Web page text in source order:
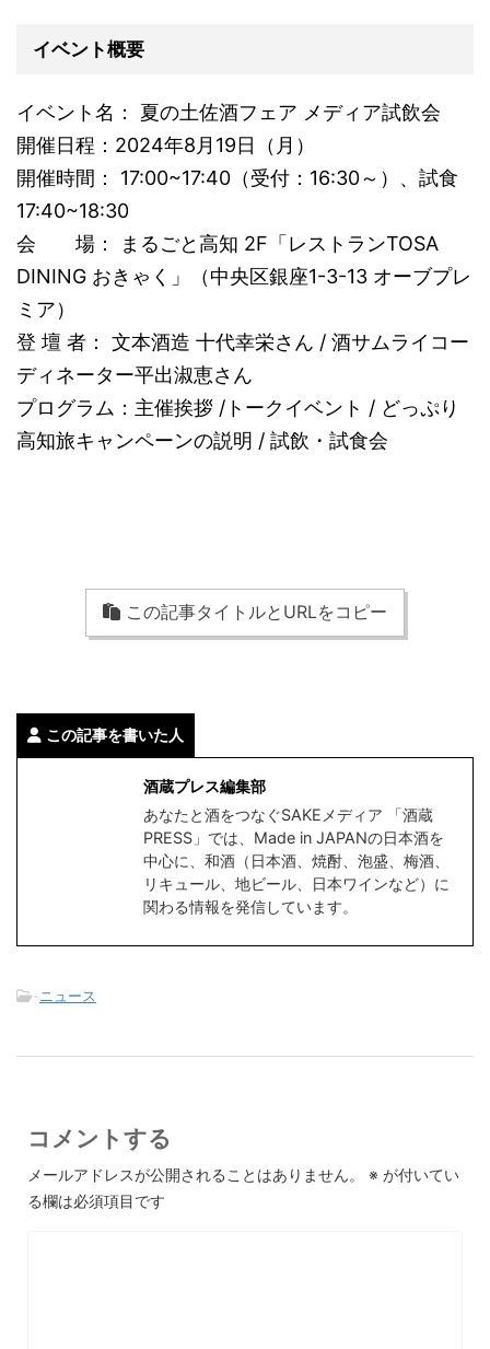
イベント概要
イベント名： 夏の土佐酒フェア メディア試飲会
開催日程：2024年8月19日（月）
開催時間： 17:00~17:40（受付：16:30～）、試食
17:40~18:30
会 場： まるごと高知 2F「レストランTOSA
DINING おきゃく」（中央区銀座1-3-13 オーブプレ
ミア）
登 壇 者： 文本酒造 十代幸栄さん / 酒サムライコー
ディネーター平出淑恵さん
プログラム：主催挨拶 /トークイベント / どっぷり
高知旅キャンペーンの説明 / 試飲・試食会
この記事タイトルとURLをコピー
この記事を書いた人
酒蔵プレス編集部
あなたと酒をつなぐSAKEメディア 「酒蔵
PRESS」では、Made in JAPANの日本酒を
中心に、和酒（日本酒、焼酎、泡盛、梅酒、
リキュール、地ビール、日本ワインなど）に
関わる情報を発信しています。
-ニュース
コメントする
メールアドレスが公開されることはありません。 ※ が付いてい
る欄は必須項目です